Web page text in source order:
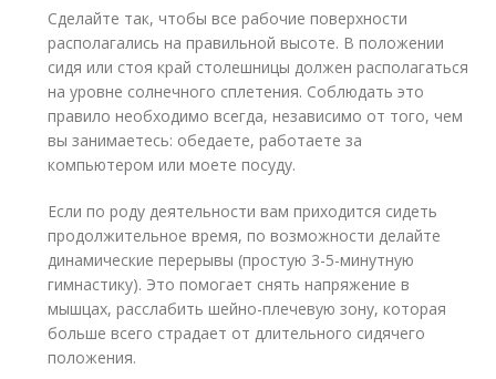
Сделайте так, чтобы все рабочие поверхности
располагались на правильной высоте. В положении
сидя или стоя край столешницы должен располагаться
на уровне солнечного сплетения. Соблюдать это
правило необходимо всегда, независимо от того, чем
вы занимаетесь: обедаете, работаете за
компьютером или моете посуду.
Если по роду деятельности вам приходится сидеть
продолжительное время, по возможности делайте
динамические перерывы (простую 3-5-минутную
гимнастику). Это помогает снять напряжение в
мышцах, расслабить шейно-плечевую зону, которая
больше всего страдает от длительного сидячего
положения.